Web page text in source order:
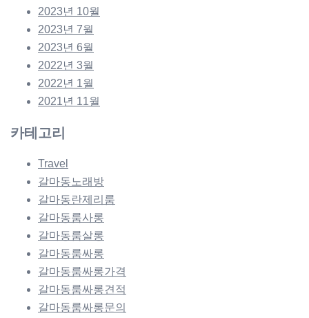
2023년 10월
2023년 7월
2023년 6월
2022년 3월
2022년 1월
2021년 11월
카테고리
Travel
갈마동노래방
갈마동란제리룸
갈마동룸사롱
갈마동룸살롱
갈마동룸싸롱
갈마동룸싸롱가격
갈마동룸싸롱견적
갈마동룸싸롱문의